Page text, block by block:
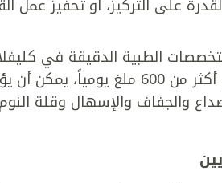
على التركيز، أو تحفيز عمل
الطبية الدقيقة في
كميات كبيرة من الكافايين، أي أكثر
والجفاف والإسهال وقلة